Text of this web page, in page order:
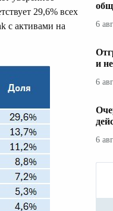
29,6% всех
с активами на
6
и
6
6